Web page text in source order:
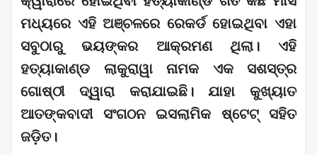
ମଧ୍ୟରେ ଏହି ଅଞ୍ଚଳରେ ରେକର୍ଡ ହୋଇଥିବା ଏହା
ସବୁଠାରୁ ଭୟଙ୍କର ଆକ୍ରମଣ ଥିଲା। ଏହି
ହତ୍ୟାକାଣ୍ଡ ଲାକୁରାୱା ନାମକ ଏକ ସଶସ୍ତ୍ର
ଗୋଷ୍ଠୀ ଦ୍ୱାରା କରାଯାଇଛି। ଯାହା କୁଖ୍ୟାତ
ଆତଙ୍କବାଦୀ ସଂଗଠନ ଇସଲାମିକ ଷ୍ଟେଟ୍ ସହିତ
ଜଡ଼ିତ।